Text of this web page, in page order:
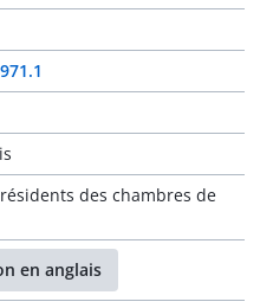
des chambres de
en anglais